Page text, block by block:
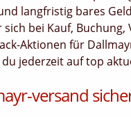
langfristig bares
bei Kauf,
Aktionen für
jederzeit auf top
versand